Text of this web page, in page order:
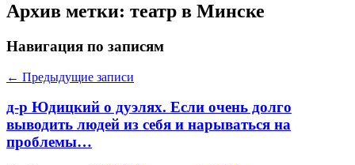
Архив метки: театр в Минске
Навигация по записям
← Предыдущие записи
д-р Юдицкий о дуэлях. Если очень долго
выводить людей из себя и нарываться на
проблемы…